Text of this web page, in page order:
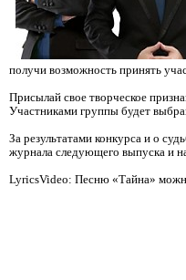
получи возможность принять
Присылай свое творческое
Участниками группы будет
За результатами конкурса и о
журнала следующего выпуска и
LyricsVideo: Песню «Тайна»